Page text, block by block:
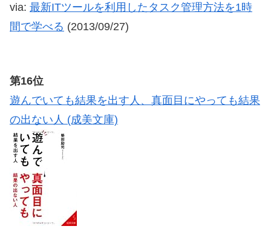
via: 最新ITツールを利用したタスク管理方法を1時
間で学べる (2013/09/27)
第16位
遊んでいても結果を出す人、真面目にやっても結果
の出ない人 (成美文庫)